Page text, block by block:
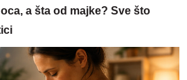
a šta od majke? Sve što